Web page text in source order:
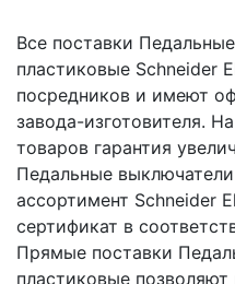
Все поставки
пластиковые Schneider
посредников и имеют
завода-изготовителя.
товаров гарантия
Педальные
ассортимент Schneider
сертификат в
Прямые поставки
пластиковые позволяют